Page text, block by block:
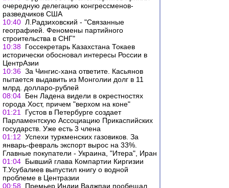
очередную делегацию конгрессменов-
разведчиков США
10:40 Л.Радзиховский - "Связанные
географией. Феномены партийного
строительства в СНГ"
10:38 Госсекретарь Казахстана Токаев
исторически обосновал интересы России в
ЦентрАзии
10:36 За Чингис-хана ответите. Касьянов
пытается выдавить из Монголии долг в 11
млрд. долларо-рублей
08:04 Бен Ладена видели в окрестностях
города Хост, причем "верхом на коне"
01:21
Густов в Петербурге создает
Парламентскую Ассоциацию Прикаспийских
государств. Уже есть 3 члена
01:12 Успехи туркменских газовиков. За
январь-февраль экспорт вырос на 33%.
Главные покупатели - Украина, "Итера", Иран
01:04 Бывший глава Компартии Киргизии
Т.Усубалиев выпустил книгу о водной
проблеме в Центразии
00:58 Премьер Индии Ваджпаи пообещал